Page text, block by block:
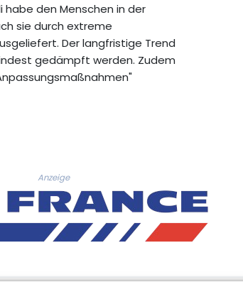
den Menschen in der
sie durch extreme
Der langfristige Trend
gedämpft werden. Zudem
Anzeige